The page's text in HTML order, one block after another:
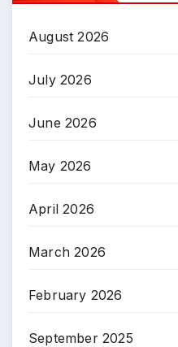
August 2026
July 2026
June 2026
May 2026
April 2026
March 2026
February 2026
September 2025